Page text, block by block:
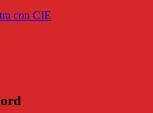
con CIE